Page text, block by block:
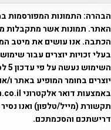
הבהרה: התמונות המפורסמות
האתר. תמונות אשר מתקבלות
הכתבה. אנו עושים את מיטב
בעלי זכויות יוצרים עבור
יוצרים בחומר המופיע באתר
תקשורת (מייל/טלפון) ואנו
דרישתכם והסכמתכם.